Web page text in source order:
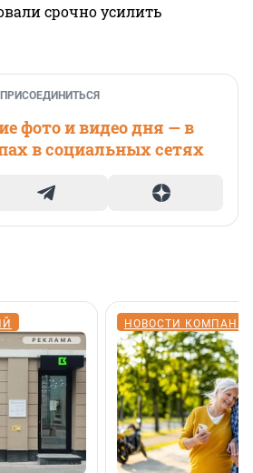
срочно усилить
ПРИСОЕДИНИТЬСЯ
фото и видео дня — в
в социальных сетях
НОВОСТИ